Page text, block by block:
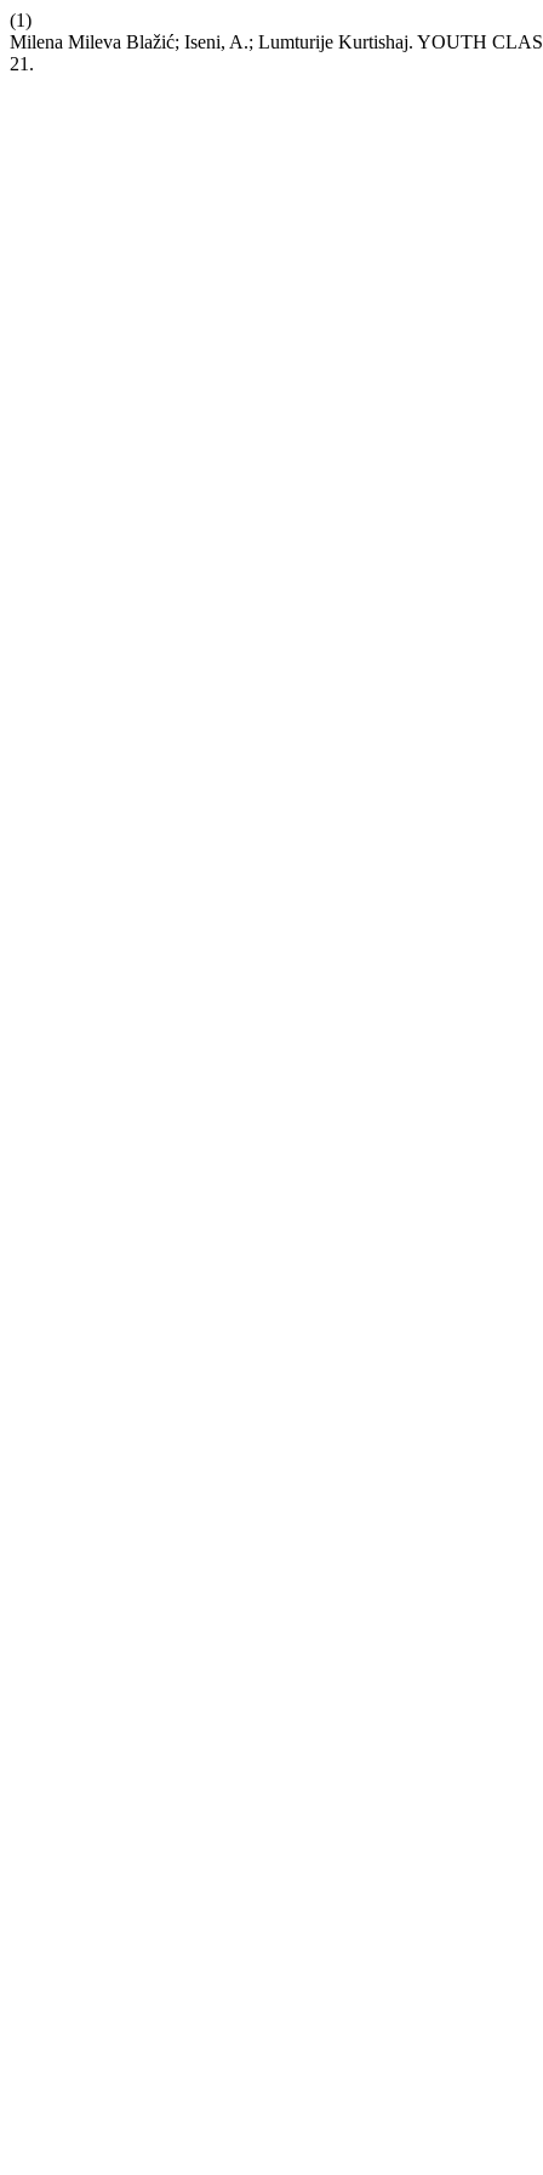
(1)
Milena Mileva Blažić; Iseni, A.; Lumturije Kurtishaj. YOUTH
21.